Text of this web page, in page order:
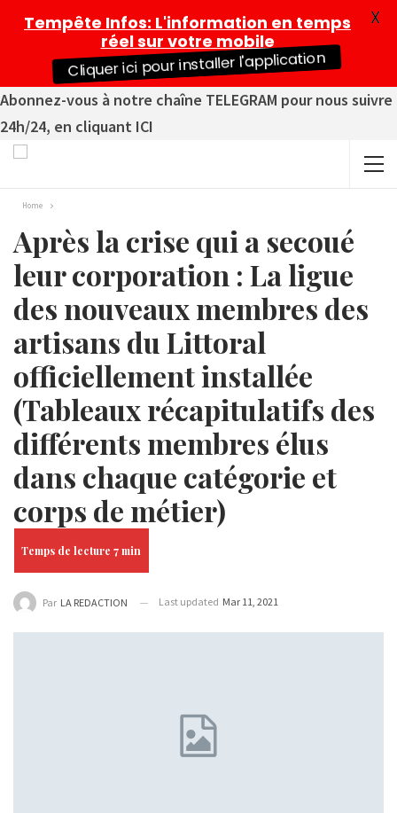
Abonnez-vous à notre chaîne TELEGRAM pour nous suivre
24h/24, en cliquant ICI
Home
Après la crise qui a secoué
leur corporation : La ligue
des nouveaux membres des
artisans du Littoral
officiellement installée
(Tableaux récapitulatifs des
différents membres élus
dans chaque catégorie et
corps de métier)
Par LA REDACTION Last updated Mar 11, 2021
Tempête Infos: L'information en temps
réel sur votre mobile
Cliquer ici pour installer l'application
X